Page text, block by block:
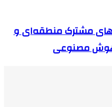
مشترک منطقه‌ای و
هوش مصنوعی